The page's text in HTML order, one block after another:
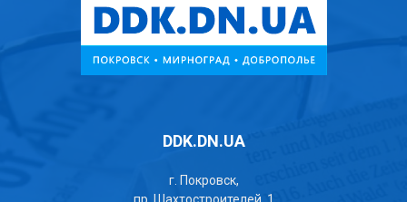
DDK.DN.UA
г. Покровск,